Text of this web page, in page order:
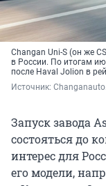
Changan Uni-S (он же
в России. По итогам
после Haval Jolion в
Источник:
Запуск завода
состояться до
интерес для
его модели,